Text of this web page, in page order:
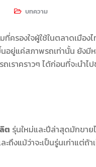
บทความ
รองใจผู้ใช้ในตลาดเมือง
อยู่แค่สภาพรถเท่านั้น ยังมี
ถเราคราวๆ ได้ก่อนที่จะนำ
ต รุ่นใหม่และปีล่าสุดมักขาย
ะถึงแม้ว่าจะเป็นรู่นเก่าแ